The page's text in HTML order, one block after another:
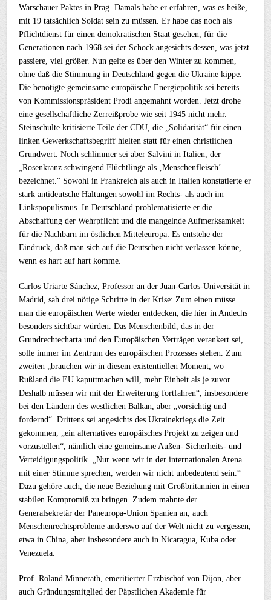
Warschauer Paktes in Prag. Damals habe er erfahren, was es heiße,
mit 19 tatsächlich Soldat sein zu müssen. Er habe das noch als
Pflichtdienst für einen demokratischen Staat gesehen, für die
Generationen nach 1968 sei der Schock angesichts dessen, was jetzt
passiere, viel größer. Nun gelte es über den Winter zu kommen,
ohne daß die Stimmung in Deutschland gegen die Ukraine kippe.
Die benötigte gemeinsame europäische Energiepolitik sei bereits
von Kommissionspräsident Prodi angemahnt worden. Jetzt drohe
eine gesellschaftliche Zerreißprobe wie seit 1945 nicht mehr.
Steinschulte kritisierte Teile der CDU, die „Solidarität“ für einen
linken Gewerkschaftsbegriff hielten statt für einen christlichen
Grundwert. Noch schlimmer sei aber Salvini in Italien, der
„Rosenkranz schwingend Flüchtlinge als ‚Menschenfleisch’
bezeichnet.“ Sowohl in Frankreich als auch in Italien konstatierte er
stark antideutsche Haltungen sowohl im Rechts- als auch im
Linkspopulismus. In Deutschland problematisierte er die
Abschaffung der Wehrpflicht und die mangelnde Aufmerksamkeit
für die Nachbarn im östlichen Mitteleuropa: Es entstehe der
Eindruck, daß man sich auf die Deutschen nicht verlassen könne,
wenn es hart auf hart komme.
Carlos Uriarte Sánchez, Professor an der Juan-Carlos-Universität in
Madrid, sah drei nötige Schritte in der Krise: Zum einen müsse
man die europäischen Werte wieder entdecken, die hier in Andechs
besonders sichtbar würden. Das Menschenbild, das in der
Grundrechtecharta und den Europäischen Verträgen verankert sei,
solle immer im Zentrum des europäischen Prozesses stehen. Zum
zweiten „brauchen wir in diesem existentiellen Moment, wo
Rußland die EU kaputtmachen will, mehr Einheit als je zuvor.
Deshalb müssen wir mit der Erweiterung fortfahren“, insbesondere
bei den Ländern des westlichen Balkan, aber „vorsichtig und
fordernd“. Drittens sei angesichts des Ukrainekriegs die Zeit
gekommen, „ein alternatives europäisches Projekt zu zeigen und
vorzustellen“, nämlich eine gemeinsame Außen- Sicherheits- und
Verteidigungspolitik. „Nur wenn wir in der internationalen Arena
mit einer Stimme sprechen, werden wir nicht unbedeutend sein.“
Dazu gehöre auch, die neue Beziehung mit Großbritannien in einen
stabilen Kompromiß zu bringen. Zudem mahnte der
Generalsekretär der Paneuropa-Union Spanien an, auch
Menschenrechtsprobleme anderswo auf der Welt nicht zu vergessen,
etwa in China, aber insbesondere auch in Nicaragua, Kuba oder
Venezuela.
Prof. Roland Minnerath, emeritierter Erzbischof von Dijon, aber
auch Gründungsmitglied der Päpstlichen Akademie für